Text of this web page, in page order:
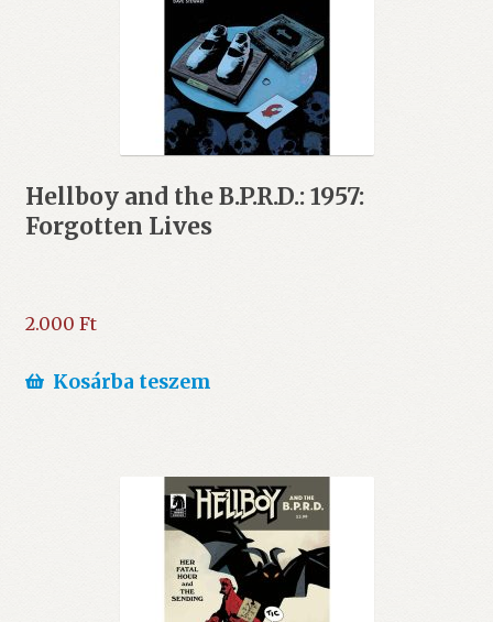
Hellboy and the B.P.R.D.: 1957:
Forgotten Lives
2.000 Ft
Kosárba teszem